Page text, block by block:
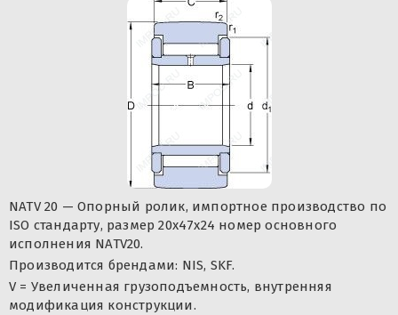
NATV 20 — Опорный ролик, импортное производство по
ISO стандарту, размер 20x47x24 номер основного
исполнения NATV20.
Производится брендами: NIS, SKF.
V = Увеличенная грузоподъемность, внутренняя
модификация конструкции.